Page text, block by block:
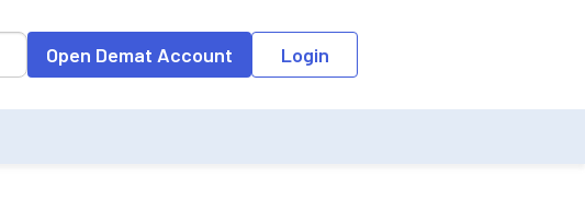
data into the input field, the suggestion list will be updated as per the
Open Demat Account Login